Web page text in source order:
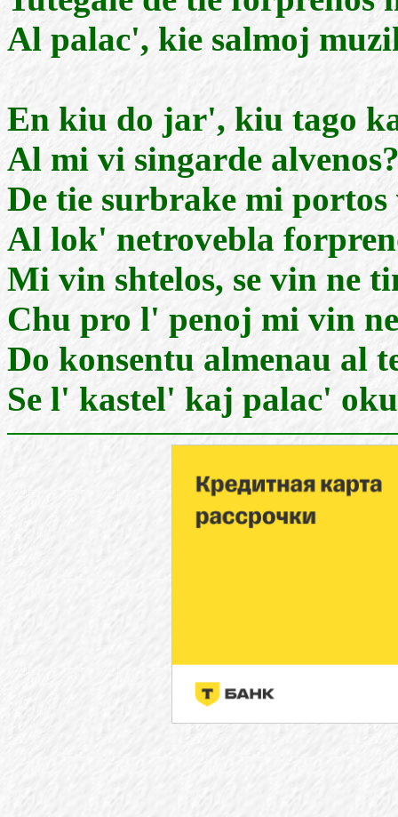
Al palac', kie salmoj
En kiu do jar', kiu tago
Al mi vi singarde
De tie surbrake mi
Al lok' netrovebla
Mi vin shtelos, se vin ne
Chu pro l' penoj mi vin
Do konsentu almenau al
Se l' kastel' kaj palac'